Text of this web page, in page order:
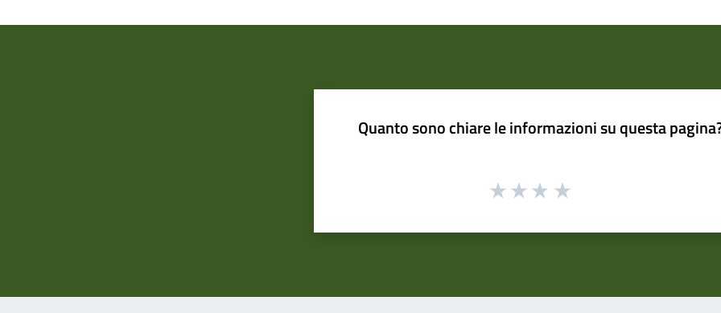
Quanto sono chiare le informazioni su questa